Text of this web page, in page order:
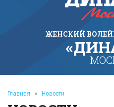
ЖЕНСКИЙ
Главная » Новости